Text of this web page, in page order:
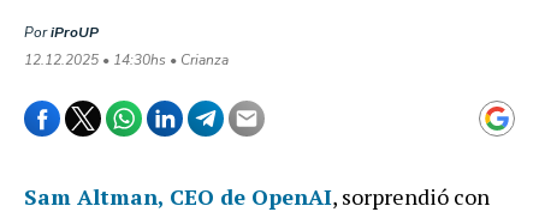
PoriProUP
12.12.2025 • 14:30hs • Crianza
Sam Altman, CEO de OpenAI, sorprendió con